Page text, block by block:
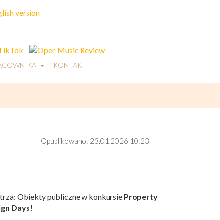
KONTAKT
Opublikowano: 23.01.2026 10:23
Obiekty publiczne w konkursie Property
Days!